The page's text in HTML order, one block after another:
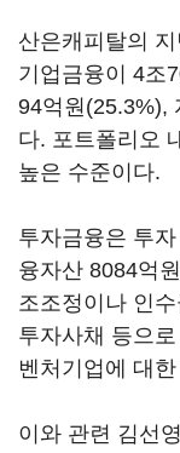
산은캐피탈의
기업금융이 4조
94억원(25.3%),
다. 포트폴리오
높은 수준이다.
투자금융은 투
융자산 8084억
조조정이나 인
투자사채 등으
벤처기업에 대
이와 관련 김선